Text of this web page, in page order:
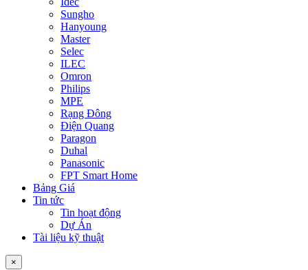
Sungho
Hanyoung
Master
Selec
ILEC
Omron
Philips
MPE
Rạng Đông
Điện Quang
Paragon
Duhal
Panasonic
FPT Smart Home
Bảng Giá
Tin tức
Tin hoạt động
Dự Án
Tài liệu kỹ thuật
×